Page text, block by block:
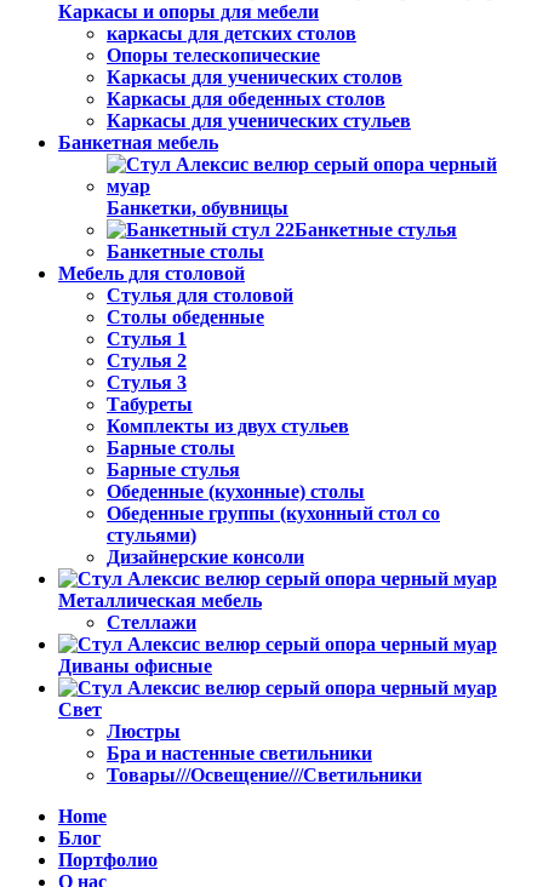
Каркасы и опоры для мебели
каркасы для детских столов
Опоры телескопические
Каркасы для ученических столов
Каркасы для обеденных столов
Каркасы для ученических стульев
Банкетная мебель
Банкетки, обувницы
Банкетные стулья
Банкетные столы
Мебель для столовой
Стулья для столовой
Столы обеденные
Стулья 1
Стулья 2
Стулья 3
Табуреты
Комплекты из двух стульев
Барные столы
Барные стулья
Обеденные (кухонные) столы
Обеденные группы (кухонный стол со
стульями)
Дизайнерские консоли
Металлическая мебель
Стеллажи
Диваны офисные
Свет
Люстры
Бра и настенные светильники
Товары///Освещение///Светильники
Home
Блог
Портфолио
О нас